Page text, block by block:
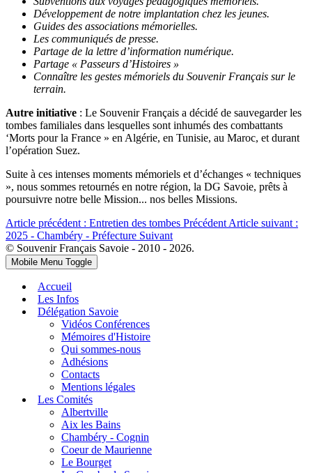
Développement de notre implantation chez les jeunes.
Guides des associations mémorielles.
Les communiqués de presse.
Partage de la lettre d’information numérique.
Partage « Passeurs d’Histoires »
Connaître les gestes mémoriels du Souvenir Français sur le
terrain.
Autre initiative : Le Souvenir Français a décidé de sauvegarder les
tombes familiales dans lesquelles sont inhumés des combattants
‘Morts pour la France » en Algérie, en Tunisie, au Maroc, et durant
l’opération Suez.
Suite à ces intenses moments mémoriels et d’échanges « techniques
», nous sommes retournés en notre région, la DG Savoie, prêts à
poursuivre notre belle Mission... nos belles Missions.
Article précédent : Entretien des tombes Précédent Article suivant :
2025 - Chambéry - Préfecture Suivant
© Souvenir Français Savoie - 2010 - 2026.
Mobile Menu Toggle
Accueil
Les Infos
Délégation Savoie
Vidéos Conférences
Mémoires d'Histoire
Qui sommes-nous
Adhésions
Contacts
Mentions légales
Les Comités
Albertville
Aix les Bains
Chambéry - Cognin
Coeur de Maurienne
Le Bourget